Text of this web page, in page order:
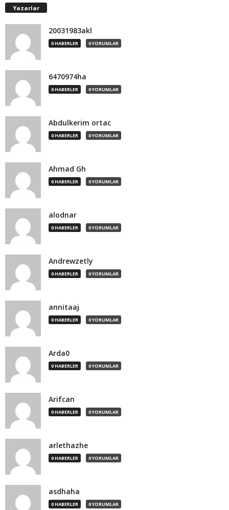
Yazarlar
20031983akl
0 HABERLER 0 YORUMLAR
6470974ha
0 HABERLER 0 YORUMLAR
Abdulkerim ortac
0 HABERLER 0 YORUMLAR
Ahmad Gh
0 HABERLER 0 YORUMLAR
alodnar
0 HABERLER 0 YORUMLAR
Andrewzetly
0 HABERLER 0 YORUMLAR
annitaaj
0 HABERLER 0 YORUMLAR
Arda0
0 HABERLER 0 YORUMLAR
Arifcan
0 HABERLER 0 YORUMLAR
arlethazhe
0 HABERLER 0 YORUMLAR
asdhaha
0 HABERLER 0 YORUMLAR